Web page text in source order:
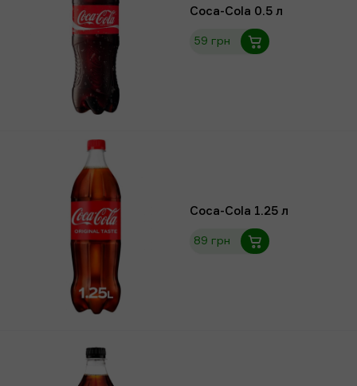
Coca-Cola 0.5 л
59 грн
Coca-Cola 1.25 л
89 грн